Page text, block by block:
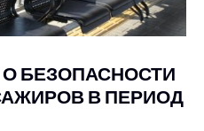
БЕЗОПАСНОСТИ
В ПЕРИОД